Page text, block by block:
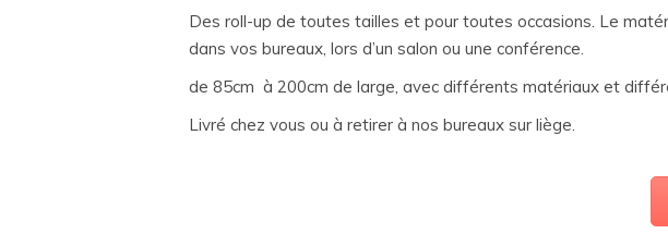
Des roll-up de toutes tailles et pour toutes occasions. Le
dans vos bureaux, lors d’un salon ou une conférence.
de 85cm à 200cm de large, avec différents matériaux et
Livré chez vous ou à retirer à nos bureaux sur liège.